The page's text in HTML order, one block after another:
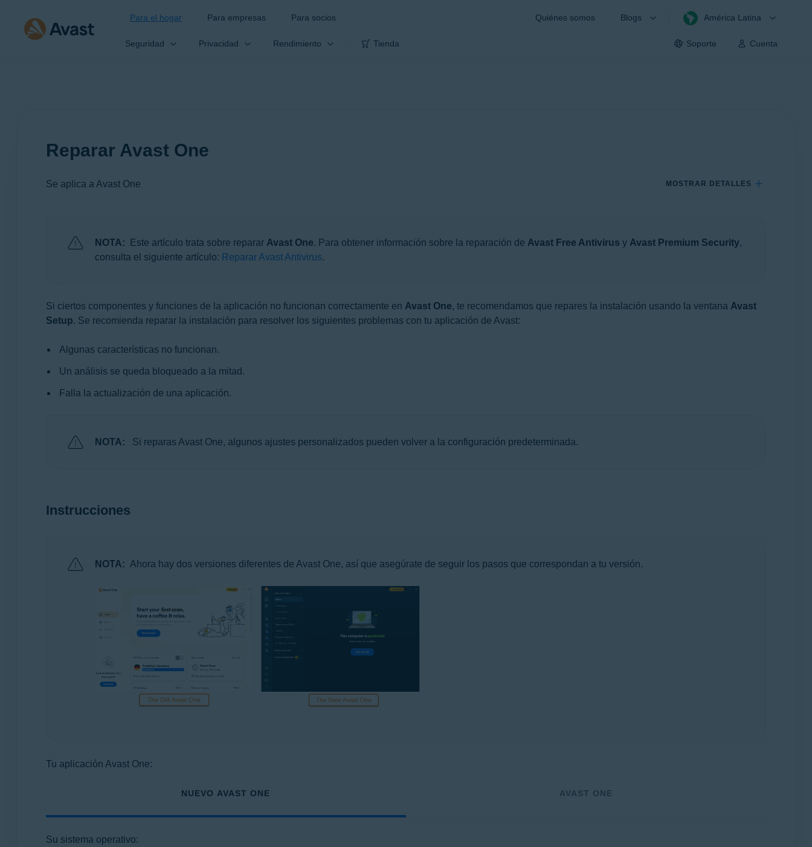
Para el hogar Para empresas Para socios Quiénes somos Blogs América Latina
Seguridad Privacidad Rendimiento Tienda Soporte Cuenta
Reparar Avast One
Se aplica a Avast One MOSTRAR DETALLES
Avast One
NOTA: Este artículo trata sobre reparar Avast One. Para obtener información sobre la reparación de Avast Free Antivirus y Avast Premium Security,
consulta el siguiente artículo: Reparar Avast Antivirus.
Si ciertos componentes y funciones de la aplicación no funcionan correctamente en Avast One, te recomendamos que repares la instalación usando la ventana Avast
Setup. Se recomienda reparar la instalación para resolver los siguientes problemas con tu aplicación de Avast:
Algunas características no funcionan.
Un análisis se queda bloqueado a la mitad.
Falla la actualización de una aplicación.
NOTA: Si reparas Avast One, algunos ajustes personalizados pueden volver a la configuración predeterminada.
Instrucciones
NOTA: Ahora hay dos versiones diferentes de Avast One, así que asegúrate de seguir los pasos que correspondan a tu versión.
Tu aplicación Avast One:
NUEVO AVAST ONE AVAST ONE
Su sistema operativo: